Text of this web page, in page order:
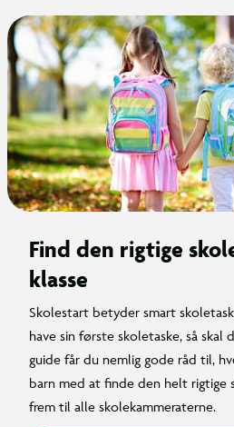
Find den rigtige
klasse
Skolestart betyder smart
have sin første skoletaske, så skal
guide får du nemlig gode råd til,
barn med at finde den helt rigtige
frem til alle skolekammeraterne.